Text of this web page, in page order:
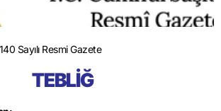
Sayılı Resmi Gazete
TEBLİĞ